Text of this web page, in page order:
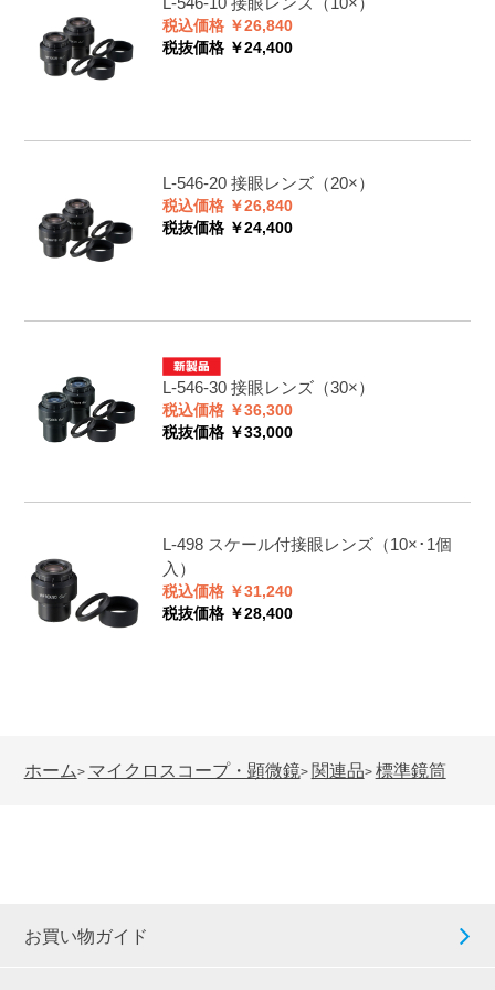
税込価格 ￥26,840
税抜価格 ￥24,400
L-546-20 接眼レンズ（20×）
税込価格 ￥26,840
税抜価格 ￥24,400
L-546-30 接眼レンズ（30×）
税込価格 ￥36,300
税抜価格 ￥33,000
L-498 スケール付接眼レンズ（10×･1個
入）
税込価格 ￥31,240
税抜価格 ￥28,400
ホーム> マイクロスコープ・顕微鏡> 関連品> 標準鏡筒
お買い物ガイド